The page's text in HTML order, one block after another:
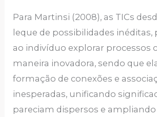
Para Martinsi (2008), as TICs
leque de possibilidades
ao indivíduo explorar processos
maneira inovadora, sendo que
formação de conexões e
inesperadas, unificando
pareciam dispersos e ampliando